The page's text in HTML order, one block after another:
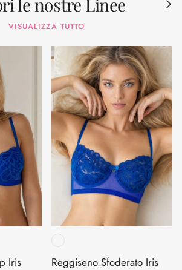
VISUALIZZA TUTTO
Iris
Reggiseno Sfoderato Iris